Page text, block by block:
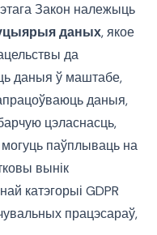
Закон належыць
даных, якое
да
даныя ў маштабе,
даныя,
цэласнасць,
паўплываць на
вынік
катэгорыі GDPR
працэсараў,